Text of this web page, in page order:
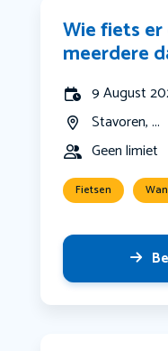
Wie fiets
meerdere
9 August
Stavoren, ...
Geen limiet
Fietsen